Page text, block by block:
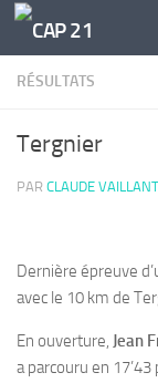
Skip to content
RÉSULTATS
Tergnier
PAR CLAUDE VAILLANT
Dernière épreuve
avec le 10 km de
En ouverture, Jean
a parcouru en